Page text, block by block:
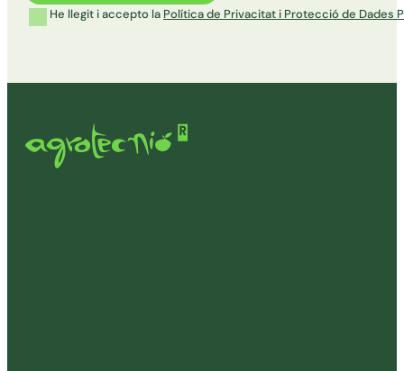
He llegit i accepto la Política de Privacitat i Protecció de Dades